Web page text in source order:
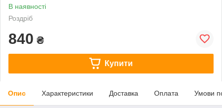
В наявності
Роздріб
840 ₴
Купити
Опис Характеристики Доставка Оплата Умови